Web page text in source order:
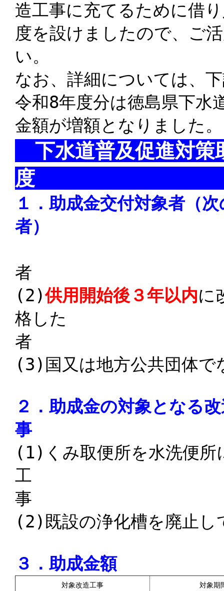
造工事に充てるために借
度を設けましたので、ご
なお、詳細については、
令和8年度分は徳島県下水
金額が増額となりました。
下水道普及促進対策
１．助成金交付対象者（
(2)供用開始後３年以内に
格した
(3)国又は地方公共団体で
２．助成金の対象となる
(1)くみ取便所を水洗便所
工
(2) 既設の浄化槽を廃止
３．助成金額
対象改造工事
対象期